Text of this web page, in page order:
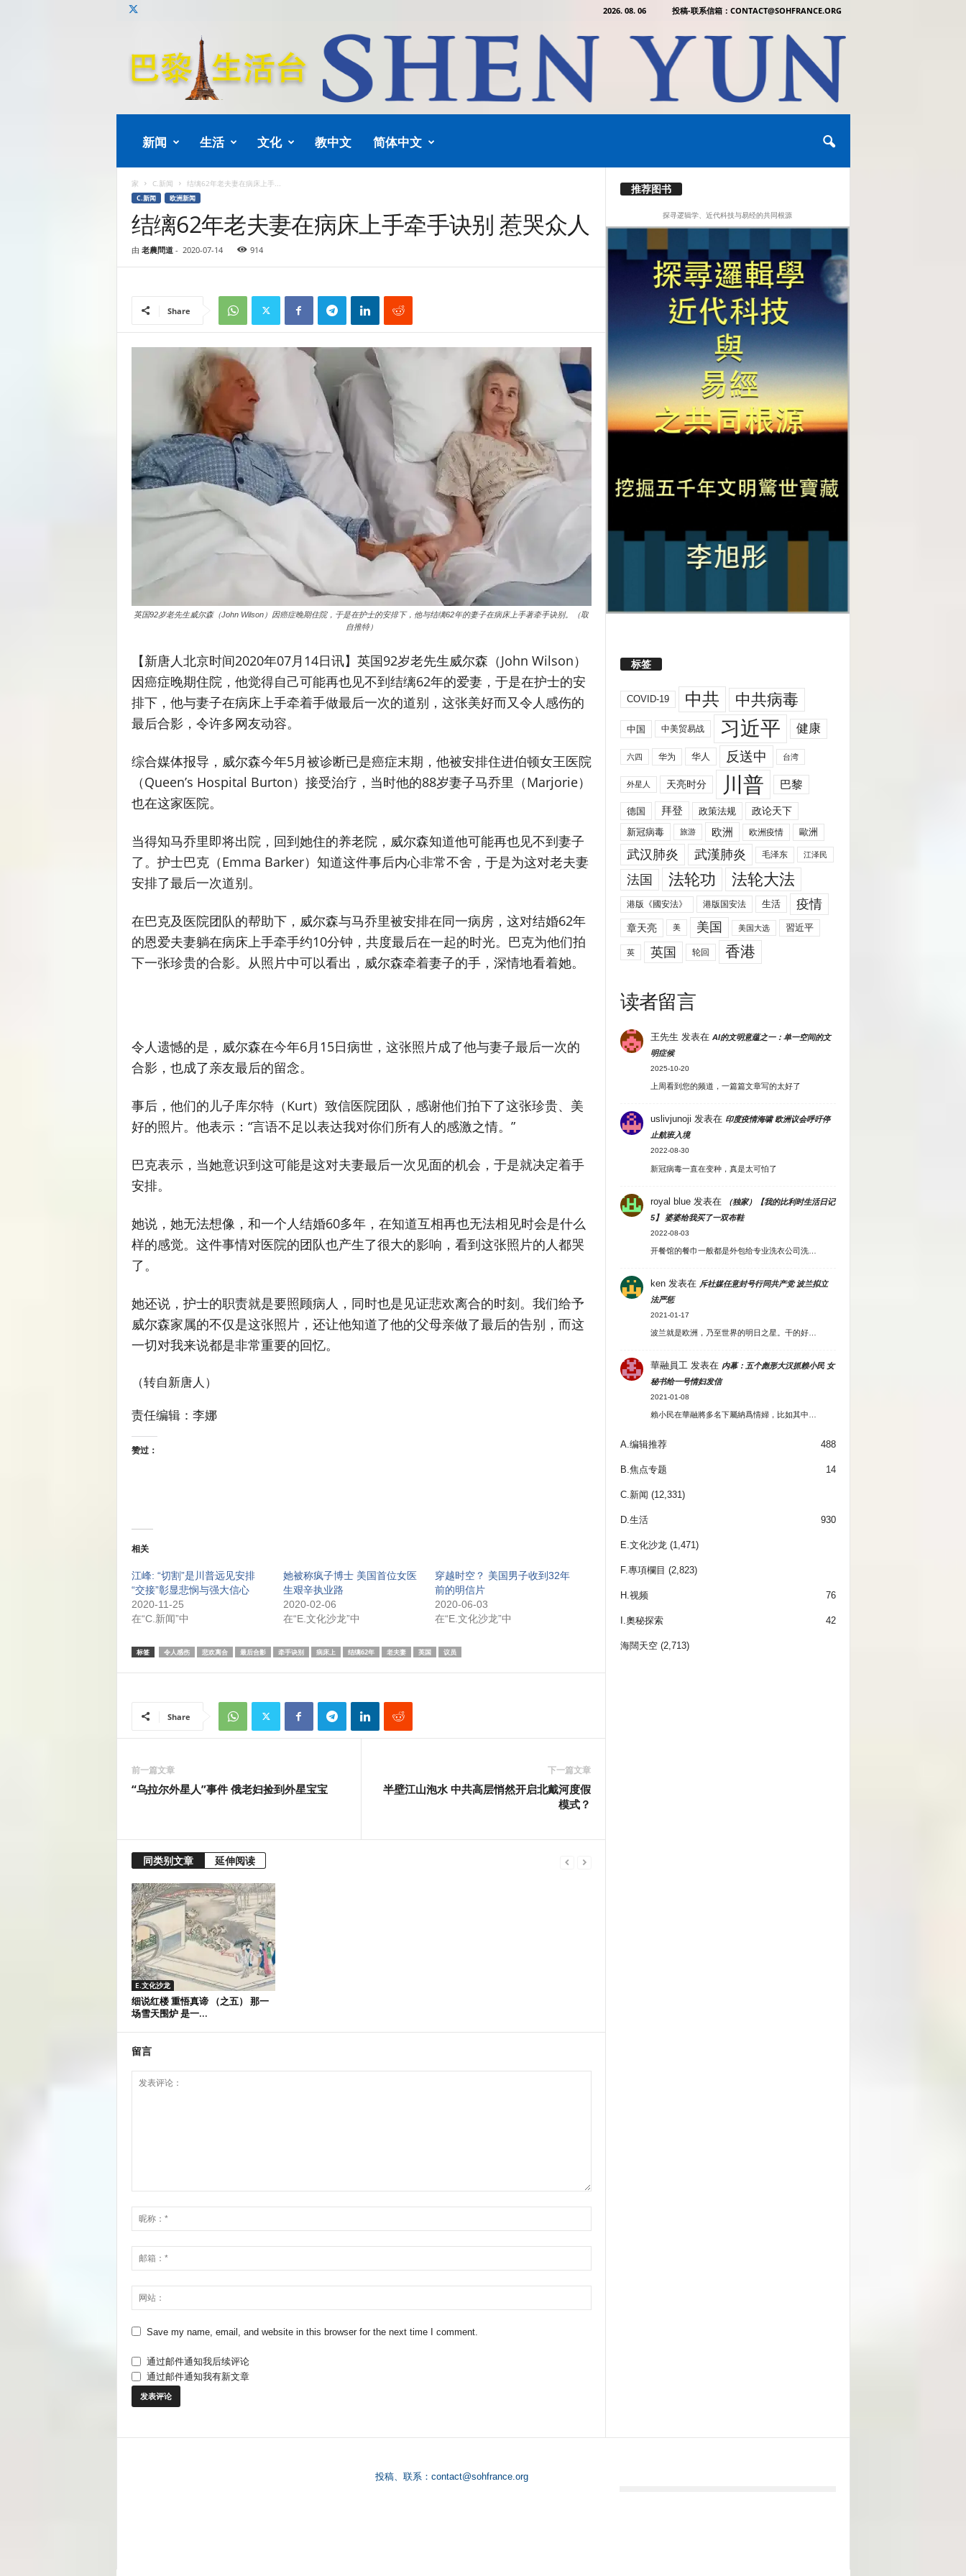
2026. 08. 06 投稿-联系信箱：CONTACT@SOHFRANCE.ORG
新闻 生活 文化 教中文 简体中文
家 C.新闻 结缡62年老夫妻在病床上手...
C.新闻 欧洲新闻
结缡62年老夫妻在病床上手牵手诀别 惹哭众人
由 老農問道- 2020-07-14 914
Share
英国92岁老先生威尔森（John Wilson）因癌症晚期住院，于是在护士的安排下，他与结缡62年的妻子在病床上手著牵手诀别。（取
自推特）
【新唐人北京时间2020年07月14日讯】英国92岁老先生威尔森（John Wilson）
因癌症晚期住院，他觉得自己可能再也见不到结缡62年的爱妻，于是在护士的安
排下，他与妻子在病床上手牵着手做最后一次的道别，这张美好而又令人感伤的
最后合影，令许多网友动容。
综合媒体报导，威尔森今年5月被诊断已是癌症末期，他被安排住进伯顿女王医院
（Queen’s Hospital Burton）接受治疗，当时他的88岁妻子马乔里（Marjorie）
也在这家医院。
当得知马乔里即将出院，回到她住的养老院，威尔森知道他可能再也见不到妻子
了。护士巴克（Emma Barker）知道这件事后内心非常不舍，于是为这对老夫妻
安排了最后一次道别。
在巴克及医院团队的帮助下，威尔森与马乔里被安排在同一病房，这对结婚62年
的恩爱夫妻躺在病床上手牵手约10分钟，共度最后在一起的时光。巴克为他们拍
下一张珍贵的合影。从照片中可以看出，威尔森牵着妻子的手，深情地看着她。
令人遗憾的是，威尔森在今年6月15日病世，这张照片成了他与妻子最后一次的
合影，也成了亲友最后的留念。
事后，他们的儿子库尔特（Kurt）致信医院团队，感谢他们拍下了这张珍贵、美
好的照片。他表示：“言语不足以表达我对你们所有人的感激之情。”
巴克表示，当她意识到这可能是这对夫妻最后一次见面的机会，于是就决定着手
安排。
她说，她无法想像，和一个人结婚60多年，在知道互相再也无法相见时会是什么
样的感觉。这件事情对医院的团队也产生了很大的影响，看到这张照片的人都哭
了。
她还说，护士的职责就是要照顾病人，同时也是见证悲欢离合的时刻。我们给予
威尔森家属的不仅是这张照片，还让他知道了他的父母亲做了最后的告别，而这
一切对我来说都是非常重要的回忆。
（转自新唐人）
责任编辑：李娜
赞过：
相关
江峰: “切割”是川普远见安排
“交接”彰显悲悯与强大信心
2020-11-25
在“C.新闻”中
她被称疯子博士 美国首位女医
生艰辛执业路
2020-02-06
在“E.文化沙龙”中
穿越时空？ 美国男子收到32年
前的明信片
2020-06-03
在“E.文化沙龙”中
标签 令人感伤 悲欢离合 最后合影 牵手诀别 病床上 结缡62年 老夫妻 英国 议员
Share
前一篇文章
“乌拉尔外星人”事件 俄老妇捡到外星宝宝
下一篇文章
半壁江山泡水 中共高层悄然开启北戴河度假
模式？
同类别文章 延伸阅读
E.文化沙龙
细说红楼 重悟真谛 （之五） 那一
场雪天围炉 是一...
留言
Save my name, email, and website in this browser for the next time I comment.
通过邮件通知我后续评论
通过邮件通知我有新文章
推荐图书
探寻逻辑学、近代科技与易经的共同根源
标签
COVID-19 中共 中共病毒
中国 中美贸易战 习近平 健康
六四 华为 华人 反送中 台湾
外星人 天亮时分 川普 巴黎
德国 拜登 政策法规
政论天下
新冠病毒
旅游 欧洲 欧洲疫情 歐洲
武汉肺炎 武漢肺炎 毛泽东 江泽民
法国 法轮功 法轮大法
港版《國安法》 港版国安法 生活 疫情
章天亮 美 美国 美国大选 習近平
英 英国 轮回 香港
读者留言
王先生 发表在 AI的文明意蕴之一：单一空间的文
明症候
2025-10-20
上周看到您的频道，一篇篇文章写的太好了
uslivjunoji 发表在 印度疫情海啸 欧洲议会呼吁停
止航班入境
2022-08-30
新冠病毒一直在变种，真是太可怕了
royal blue发表在
（独家）【我的比利时生活日记
5】 婆婆给我买了一双布鞋
2022-08-03
开餐馆的餐巾一般都是外包给专业洗衣公司洗…
ken发表在 斥社媒任意封号行同共产党 波兰拟立
法严惩
2021-01-17
波兰就是欧洲，乃至世界的明日之星。干的好…
華融員工 发表在 内幕：五个彪形大汉抓赖小民 女
秘书给一号情妇发信
2021-01-08
賴小民在華融將多名下屬納爲情婦，比如其中…
A.编辑推荐 488
B.焦点专题 14
C.新闻 (12,331)
D.生活 930
E.文化沙龙 (1,471)
F.專項欄目 (2,823)
H.视频 76
I.奧秘探索 42
海闊天空(2,713)
投稿、联系： contact@sohfrance.org